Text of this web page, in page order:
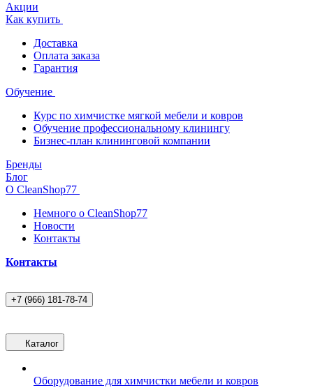
Акции
Как купить
Доставка
Оплата заказа
Гарантия
Обучение
Курс по химчистке мягкой мебели и ковров
Обучение профессиональному клинингу
Бизнес-план клининговой компании
Бренды
Блог
О CleanShop77
Немного о CleanShop77
Новости
Контакты
Контакты
+7 (966) 181-78-74
Каталог
Оборудование для химчистки мебели и ковров